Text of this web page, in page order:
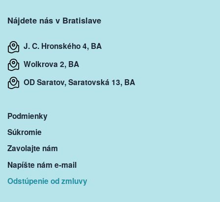
Nájdete nás v Bratislave
J. C. Hronského 4, BA
Wolkrova 2, BA
OD Saratov, Saratovská 13, BA
Podmienky
Súkromie
Zavolajte nám
Napíšte nám e-mail
Odstúpenie od zmluvy